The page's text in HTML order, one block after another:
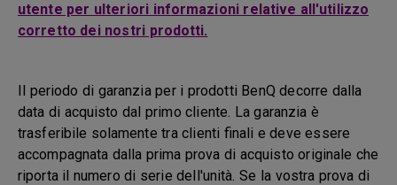
utente per ulteriori informazioni relative all'utilizzo
corretto dei nostri prodotti.
Il periodo di garanzia per i prodotti BenQ decorre dalla
data di acquisto dal primo cliente. La garanzia è
trasferibile solamente tra clienti finali e deve essere
accompagnata dalla prima prova di acquisto originale che
riporta il numero di serie dell'unità. Se la vostra prova di